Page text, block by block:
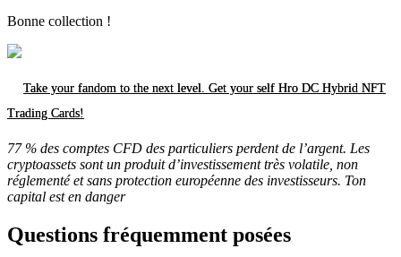
Bonne collection !
Take your fandom to the next level. Get your self Hro DC Hybrid NFT
Trading Cards!
77 % des comptes CFD des particuliers perdent de l’argent. Les
cryptoassets sont un produit d’investissement très volatile, non
réglementé et sans protection européenne des investisseurs. Ton
capital est en danger
Questions fréquemment posées